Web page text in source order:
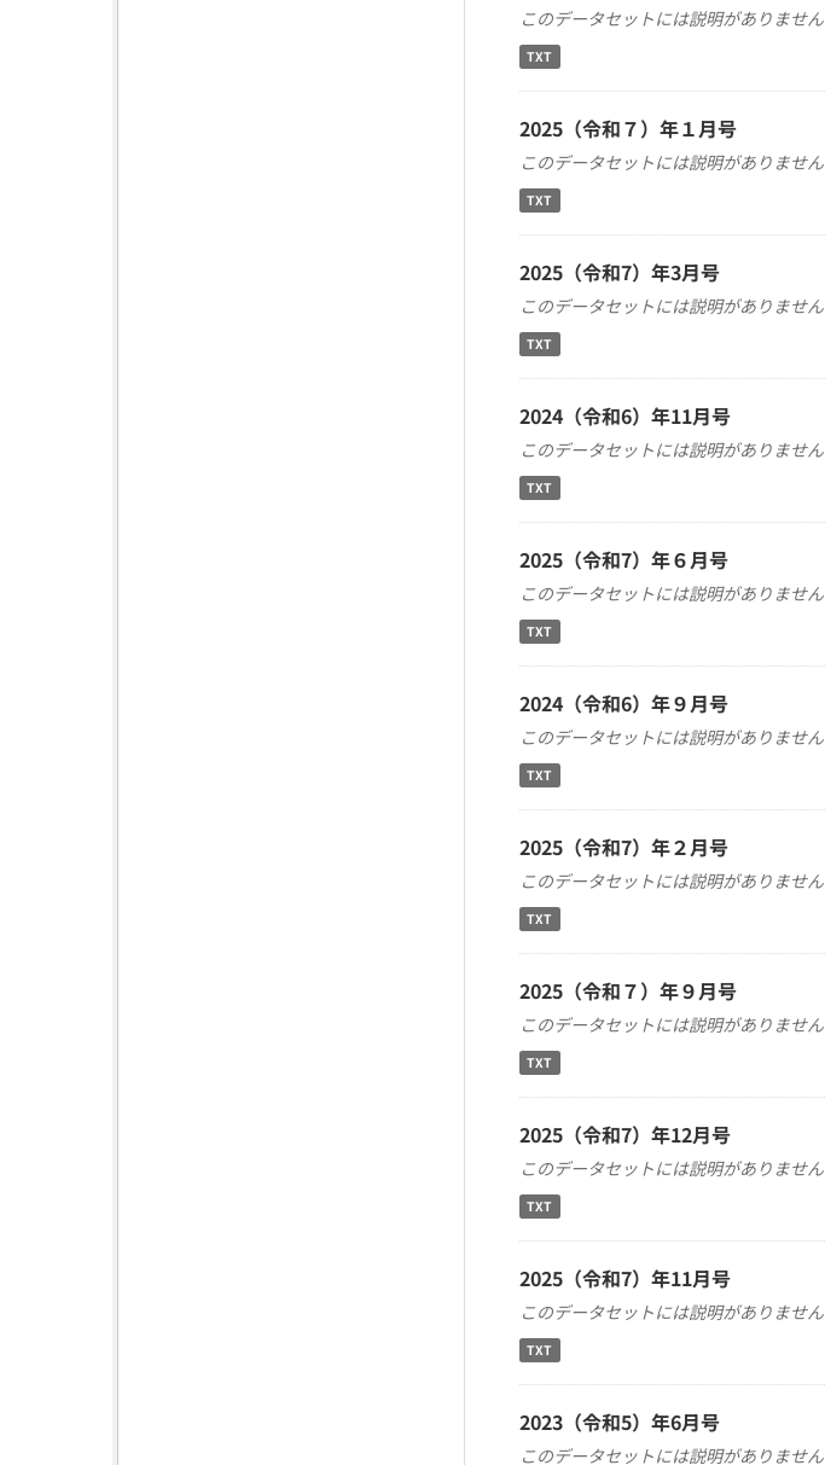
このデータセットには説明がありません
TXT
2025（令和７）年１月号
このデータセットには説明がありません
TXT
2025（令和7）年3月号
このデータセットには説明がありません
TXT
2024（令和6）年11月号
このデータセットには説明がありません
TXT
2025（令和7）年６月号
このデータセットには説明がありません
TXT
2024（令和6）年９月号
このデータセットには説明がありません
TXT
2025（令和7）年２月号
このデータセットには説明がありません
TXT
2025（令和７）年９月号
このデータセットには説明がありません
TXT
2025（令和7）年12月号
このデータセットには説明がありません
TXT
2025（令和7）年11月号
このデータセットには説明がありません
TXT
2023（令和5）年6月号
このデータセットには説明がありません